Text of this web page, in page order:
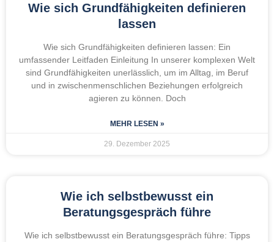
Wie sich Grundfähigkeiten definieren
lassen
Wie sich Grundfähigkeiten definieren lassen: Ein
umfassender Leitfaden Einleitung In unserer komplexen Welt
sind Grundfähigkeiten unerlässlich, um im Alltag, im Beruf
und in zwischenmenschlichen Beziehungen erfolgreich
agieren zu können. Doch
MEHR LESEN »
29. Dezember 2025
Wie ich selbstbewusst ein
Beratungsgespräch führe
Wie ich selbstbewusst ein Beratungsgespräch führe: Tipps